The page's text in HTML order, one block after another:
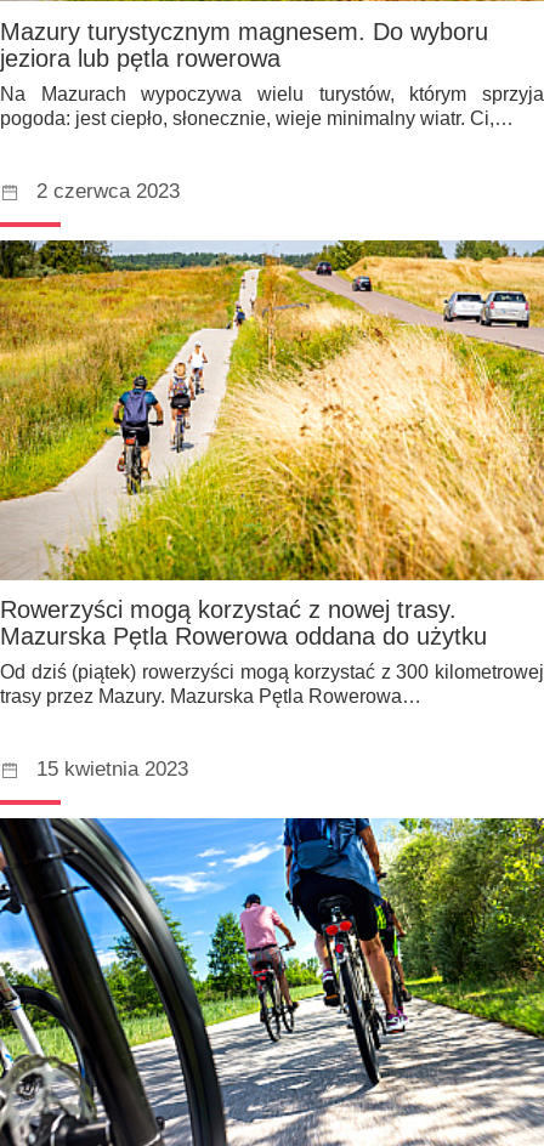
Mazury turystycznym magnesem. Do wyboru
jeziora lub pętla rowerowa
Na Mazurach wypoczywa wielu turystów, którym sprzyja
pogoda: jest ciepło, słonecznie, wieje minimalny wiatr. Ci,…
2 czerwca 2023
Rowerzyści mogą korzystać z nowej trasy.
Mazurska Pętla Rowerowa oddana do użytku
Od dziś (piątek) rowerzyści mogą korzystać z 300 kilometrowej
trasy przez Mazury. Mazurska Pętla Rowerowa…
15 kwietnia 2023